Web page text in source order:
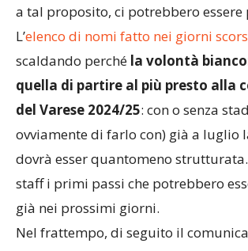
quel passo in più auspicato da tutta
a tal proposito, ci potrebbero essere
L’elenco di nomi fatto nei giorni
scaldando perchéla volontà
quella di partire al più presto alla
del Varese 2024/25: con o senza
ovviamente di farlo con) già a luglio
dovrà esser quantomeno strutturata.
staff i primi passi che potrebbero
già nei prossimi giorni.